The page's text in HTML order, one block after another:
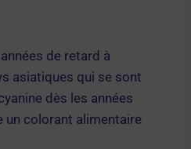
de retard à
asiatiques qui se sont
dès les années
un colorant alimentaire